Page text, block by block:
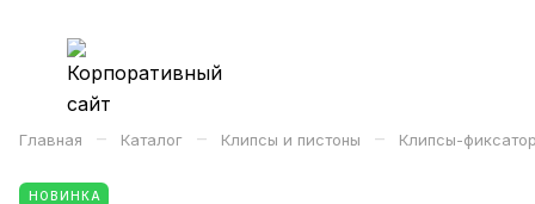
Главная – Каталог – Клипсы и пистоны – Клипсы-
НОВИНКА